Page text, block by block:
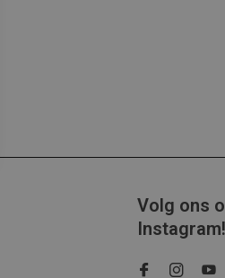
Volg ons
Instagram!